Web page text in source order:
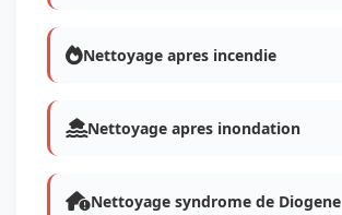
Nettoyage apres incendie
Nettoyage apres inondation
Nettoyage syndrome de Diogene